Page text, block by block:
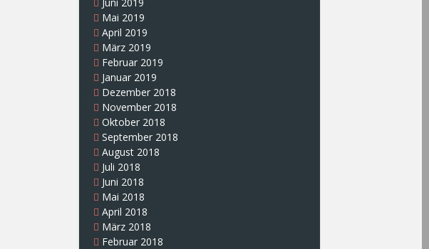
Mai 2019
April 2019
März 2019
Februar 2019
Januar 2019
Dezember 2018
November 2018
Oktober 2018
September 2018
August 2018
Juli 2018
Juni 2018
Mai 2018
April 2018
März 2018
Februar 2018